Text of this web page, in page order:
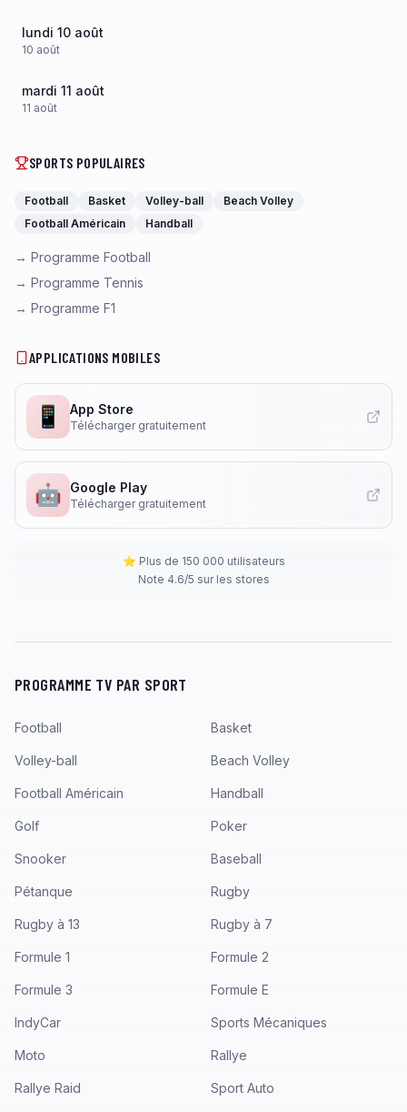
lundi 10 août
10 août
mardi 11 août
11 août
SPORTS POPULAIRES
Football Basket Volley-ball
Beach Volley
Football Américain
Handball
→ Programme Football
→ Programme Tennis
→ Programme F1
APPLICATIONS MOBILES
📱 App Store
Télécharger gratuitement
🤖 Google Play
Télécharger gratuitement
⭐ Plus de 150 000 utilisateurs
Note 4.6/5 sur les stores
PROGRAMME TV PAR SPORT
Football Basket
Volley-ball Beach Volley
Football Américain Handball
Golf Poker
Snooker Baseball
Pétanque Rugby
Rugby à 13 Rugby à 7
Formule 1 Formule 2
Formule 3 Formule E
IndyCar Sports Mécaniques
Moto Rallye
Rallye Raid Sport Auto